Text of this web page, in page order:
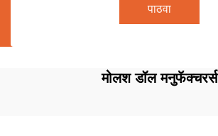
पाठवा
मोलश डॉल मनुफॅक्चरर्स